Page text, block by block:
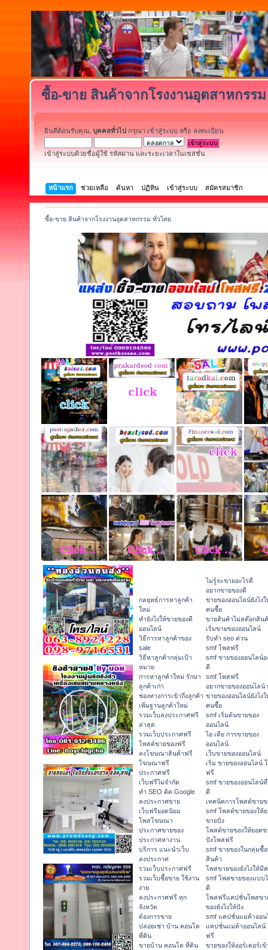
ซื้อ-ขาย สินค้าจากโรงงานอุตสาหกรร
ยินดีต้อนรับคุณ, บุคคลทั่วไป กรุณา เข้าสู่ระบบ หรือ ลงทะเบียน
เข้าสู่ระบบด้วยชื่อผู้ใช้ รหัสผ่าน และระยะเวลาในเซสชั่น
หน้าแรก ช่วยเหลือ ค้นหา ปฏิทิน เข้าสู่ระบบ สมัครสมาชิก
ซื้อ-ขาย สินค้าจากโรงงานอุตสาหกรรม ทั่วไทย
กลยุทธ์การหาลูกค้า
ใหม่
ทํายังไงให้ขายของดี
ออนไลน์
วิธีการหาลูกค้าของ
sale
วิธีหาลูกค้ากลุ่มเป้า
หมาย
การหาลูกค้าใหม่ รักษา
ลูกค้าเก่า
ช่องทางการเข้าถึงลูกค้า
เพิ่มฐานลูกค้าใหม่
รวมเว็บลงประกาศฟรี
ล่าสุด
รวมเว็บประกาศฟรี
โพสต์ขายของฟรี
ลงโฆษณาสินค้าฟรี
โฆษณาฟรี
ประกาศฟรี
เว็บฟรีไม่จำกัด
ทำ SEO ติด Google
ลงประกาศขาย
เว็บฟรียอดนิยม
โพสโฆษณา
ประกาศขายของ
ประกาศหางาน
บริการ แนะนำเว็บ
ลงประกาศ
รวมเว็บประกาศฟรี
รวมเว็บซื้อขาย ใช้งาน
ง่าย
ลงประกาศฟรี ทุก
จังหวัด
ต้องการขาย
ปล่อยเช่า บ้าน คอนโด
ที่ดิน
ขายบ้าน คอนโด ที่ดิน
ไม่รู้จะขายอะไรดี
อยากขายของดี
ขายของออนไลน์ยังไง
คนซื้อ
ขายสินค้าไม่สต๊อกสิน
เริ่มขายของออนไลน์
รับทำ seo ด่วน
smf โพสฟรี
smf ขายของออนไลน์อ
ดี
smf โพสฟรี
อยากขายของออนไลน์
ขายของออนไลน์ยังไง
คนซื้อ
smf เริ่มต้นขายของ
ออนไลน์
ไอ เดีย การขายของ
ออนไลน์
เว็บขายของออนไลน์
เริ่ม ขายของออนไลน์
ฟรี
smf ขายของออนไลน์
ดี
เทคนิคการโพสต์ขายข
smf โพสต์ขายของให้
ขายปัง
โพสต์ขายของให้ยอดข
ปังโพสฟรี
smf ขายของในกลุ่มซื้
สินค้า
โพสขายของยังไงให้มี
smf โพสขายของแบบ
ดี
โพสฟรีแคปชั่นโพสขา
ของยังไงให้ปัง
smf แคปชั่นแม่ค้าออน
แคปชั่นแม่ค้าออนไลน์
ฟรี
ขายของให้ออร์เดอร์เข้